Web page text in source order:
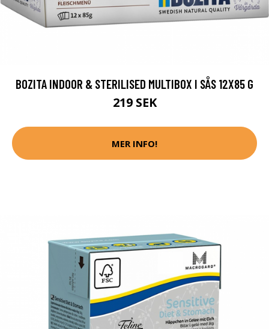
BOZITA INDOOR & STERILISED MULTIBOX I SÅS 12X85 G
219 SEK
MER INFO!